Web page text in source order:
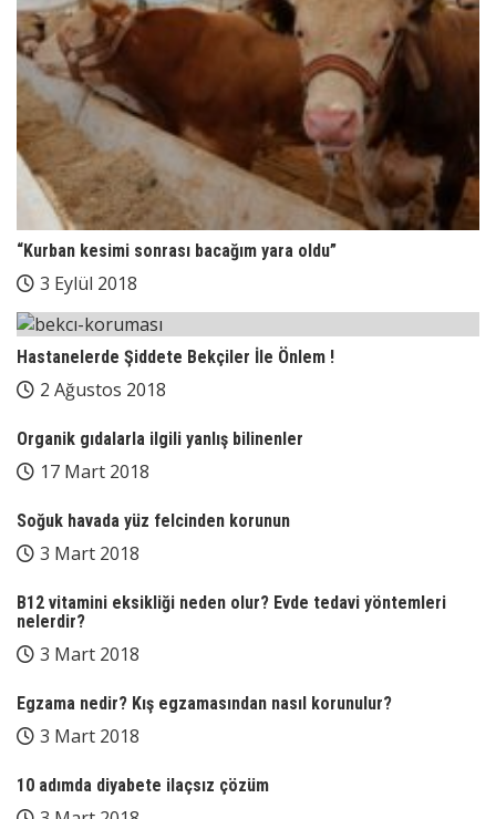
“Kurban kesimi sonrası bacağım yara oldu”
3 Eylül 2018
Hastanelerde Şiddete Bekçiler İle Önlem !
2 Ağustos 2018
Organik gıdalarla ilgili yanlış bilinenler
17 Mart 2018
Soğuk havada yüz felcinden korunun
3 Mart 2018
B12 vitamini eksikliği neden olur? Evde tedavi yöntemleri
nelerdir?
3 Mart 2018
Egzama nedir? Kış egzamasından nasıl korunulur?
3 Mart 2018
10 adımda diyabete ilaçsız çözüm